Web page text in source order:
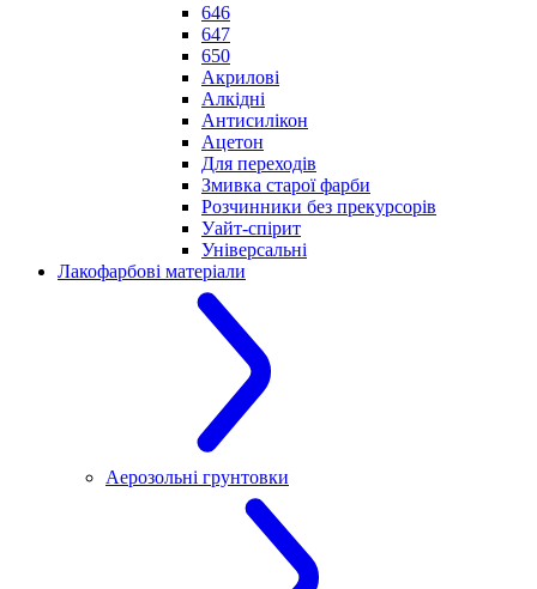
646
647
650
Акрилові
Алкідні
Антисилікон
Ацетон
Для переходів
Змивка старої фарби
Розчинники без прекурсорів
Уайт-спірит
Універсальні
Лакофарбові матеріали
Аерозольні грунтовки